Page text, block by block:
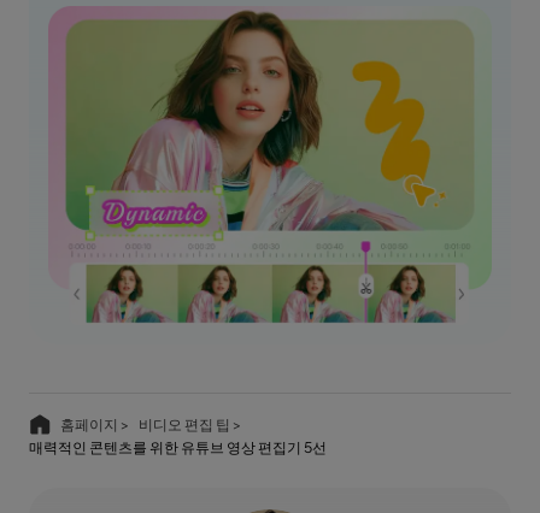
홈페이지 >
비디오 편집 팁 >
매력적인 콘텐츠를 위한 유튜브 영상 편집기 5선